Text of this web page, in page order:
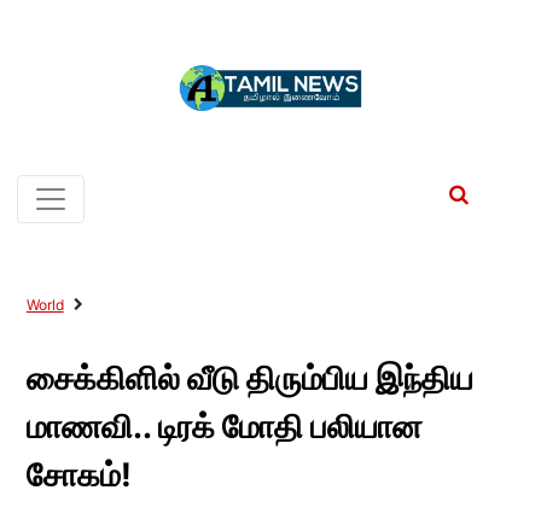
World
சைக்கிளில் வீடு திரும்பிய இந்திய
மாணவி.. டிரக் மோதி பலியான
சோகம்!